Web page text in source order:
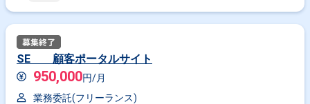
SE 顧客ポータルサイト
950,000円/月
業務委託(フリーランス)